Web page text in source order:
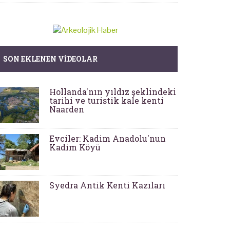
SON EKLENEN VIDEOLAR
Hollanda'nın yıldız şeklindeki
tarihi ve turistik kale kenti
Naarden
Evciler: Kadim Anadolu'nun
Kadim Köyü
Syedra Antik Kenti Kazıları